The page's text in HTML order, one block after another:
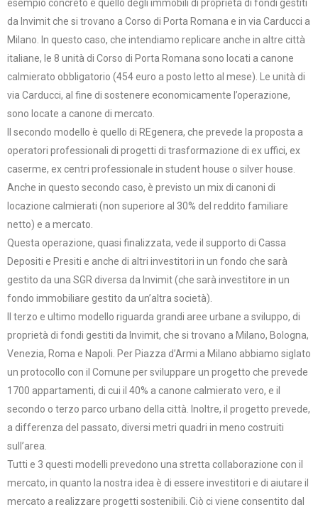
esempio concreto è quello degli immobili di proprietà di fondi gestiti
da Invimit che si trovano a Corso di Porta Romana e in via Carducci a
Milano. In questo caso, che intendiamo replicare anche in altre città
italiane, le 8 unità di Corso di Porta Romana sono locati a canone
calmierato obbligatorio (454 euro a posto letto al mese). Le unità di
via Carducci, al fine di sostenere economicamente l’operazione,
sono locate a canone di mercato.
Il secondo modello è quello di REgenera, che prevede la proposta a
operatori professionali di progetti di trasformazione di ex uffici, ex
caserme, ex centri professionale in student house o silver house.
Anche in questo secondo caso, è previsto un mix di canoni di
locazione calmierati (non superiore al 30% del reddito familiare
netto) e a mercato.
Questa operazione, quasi finalizzata, vede il supporto di Cassa
Depositi e Presiti e anche di altri investitori in un fondo che sarà
gestito da una SGR diversa da Invimit (che sarà investitore in un
fondo immobiliare gestito da un’altra società).
Il terzo e ultimo modello riguarda grandi aree urbane a sviluppo, di
proprietà di fondi gestiti da Invimit, che si trovano a Milano, Bologna,
Venezia, Roma e Napoli. Per Piazza d’Armi a Milano abbiamo siglato
un protocollo con il Comune per sviluppare un progetto che prevede
1700 appartamenti, di cui il 40% a canone calmierato vero, e il
secondo o terzo parco urbano della città. Inoltre, il progetto prevede,
a differenza del passato, diversi metri quadri in meno costruiti
sull’area.
Tutti e 3 questi modelli prevedono una stretta collaborazione con il
mercato, in quanto la nostra idea è di essere investitori e di aiutare il
mercato a realizzare progetti sostenibili. Ciò ci viene consentito dal